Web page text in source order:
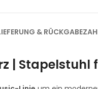
& RÜCKGABE
|